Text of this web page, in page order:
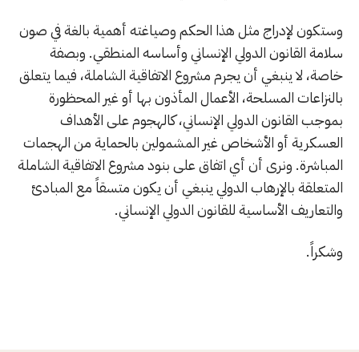
وستكون لإدراج مثل هذا الحكم وصياغته أهمية بالغة في صون
سلامة القانون الدولي الإنساني وأساسه المنطقي. وبصفة
خاصة، لا ينبغي أن يجرم مشروع الاتفاقية الشاملة، فيما يتعلق
بالنزاعات المسلحة، الأعمال المأذون بها أو غير المحظورة
بموجب القانون الدولي الإنساني، كالهجوم على الأهداف
العسكرية أو الأشخاص غير المشمولين بالحماية من الهجمات
المباشرة. ونرى أن أي اتفاق على بنود مشروع الاتفاقية الشاملة
المتعلقة بالإرهاب الدولي ينبغي أن يكون متسقاً مع المبادئ
والتعاريف الأساسية للقانون الدولي الإنساني.
وشكراً.